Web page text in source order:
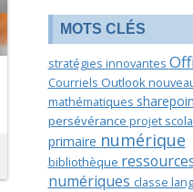
MOTS CLÉS
stratégies innovantes
Courriels Outlook
mathématiques
persévérance projet
primaire numérique
bibliothèque
numériques classe